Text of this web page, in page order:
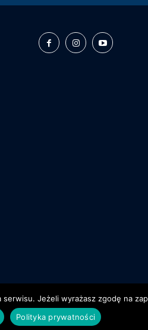
Jeżeli wyrażasz zgodę na
Polityka prywatności